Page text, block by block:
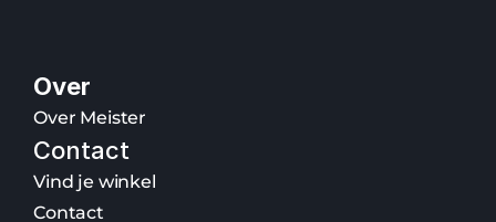
Over
Over Meister
Contact
Vind je winkel
Contact